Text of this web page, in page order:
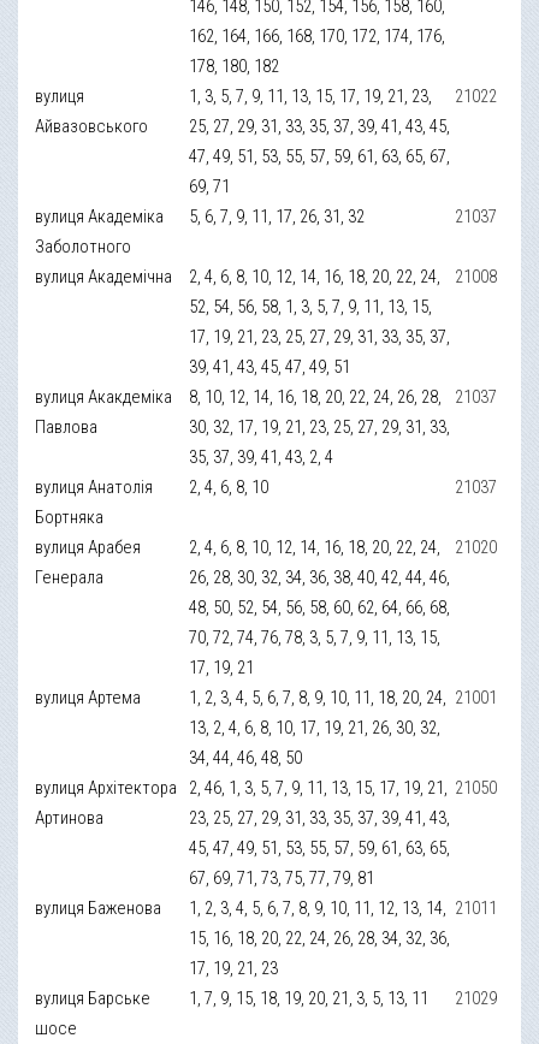
146, 148, 150, 152, 154, 156, 158, 160,
162, 164, 166, 168, 170, 172, 174, 176,
178, 180, 182
вулиця
Айвазовського
1, 3, 5, 7, 9, 11, 13, 15, 17, 19, 21, 23,
25, 27, 29, 31, 33, 35, 37, 39, 41, 43, 45,
47, 49, 51, 53, 55, 57, 59, 61, 63, 65, 67,
69, 71
21022
вулиця Академіка
Заболотного
5, 6, 7, 9, 11, 17, 26, 31, 32 21037
вулиця Академічна
2, 4, 6, 8, 10, 12, 14, 16, 18, 20, 22, 24,
52, 54, 56, 58, 1, 3, 5, 7, 9, 11, 13, 15,
17, 19, 21, 23, 25, 27, 29, 31, 33, 35, 37,
39, 41, 43, 45, 47, 49, 51
21008
вулиця Акакдеміка
Павлова
8, 10, 12, 14, 16, 18, 20, 22, 24, 26, 28,
30, 32, 17, 19, 21, 23, 25, 27, 29, 31, 33,
35, 37, 39, 41, 43, 2, 4
21037
вулиця Анатолія
Бортняка
2, 4, 6, 8, 10 21037
вулиця Арабея
Генерала
2, 4, 6, 8, 10, 12, 14, 16, 18, 20, 22, 24,
26, 28, 30, 32, 34, 36, 38, 40, 42, 44, 46,
48, 50, 52, 54, 56, 58, 60, 62, 64, 66, 68,
70, 72, 74, 76, 78, 3, 5, 7, 9, 11, 13, 15,
17, 19, 21
21020
вулиця Артема
1, 2, 3, 4, 5, 6, 7, 8, 9, 10, 11, 18, 20, 24,
13, 2, 4, 6, 8, 10, 17, 19, 21, 26, 30, 32,
34, 44, 46, 48, 50
21001
вулиця Архітектора
Артинова
2, 46, 1, 3, 5, 7, 9, 11, 13, 15, 17, 19, 21,
23, 25, 27, 29, 31, 33, 35, 37, 39, 41, 43,
45, 47, 49, 51, 53, 55, 57, 59, 61, 63, 65,
67, 69, 71, 73, 75, 77, 79, 81
21050
вулиця Баженова
1, 2, 3, 4, 5, 6, 7, 8, 9, 10, 11, 12, 13, 14,
15, 16, 18, 20, 22, 24, 26, 28, 34, 32, 36,
17, 19, 21, 23
21011
вулиця Барське
шосе
1, 7, 9, 15, 18, 19, 20, 21, 3, 5, 13, 11 21029